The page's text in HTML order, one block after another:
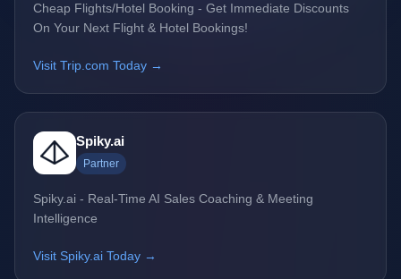
Cheap Flights/Hotel Booking - Get Immediate Discounts
On Your Next Flight & Hotel Bookings!
Visit Trip.com Today →
Spiky.ai
Partner
Spiky.ai - Real-Time AI Sales Coaching & Meeting
Intelligence
Visit Spiky.ai Today →